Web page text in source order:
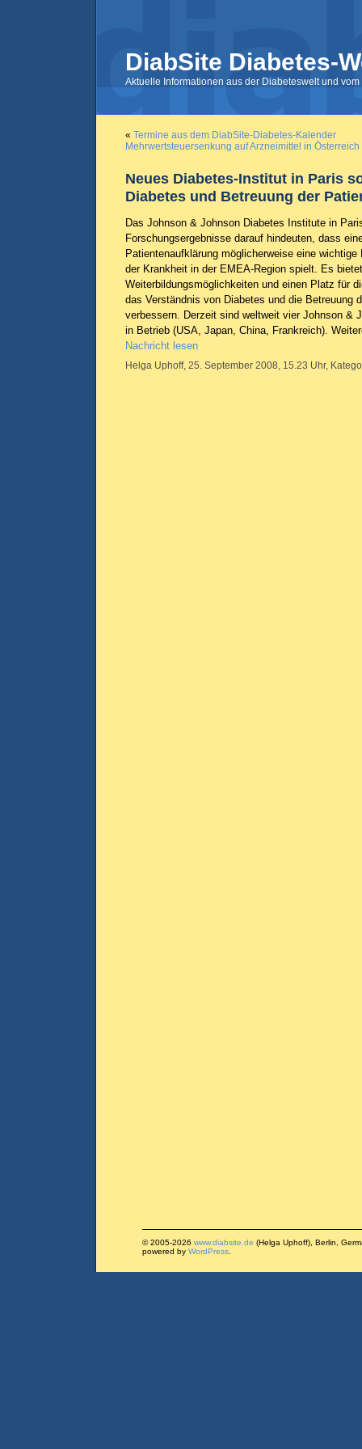
DiabSite Diabetes-
Aktuelle Informationen aus der Diabeteswelt und
« Termine aus dem DiabSite-Diabetes-Kalender
Mehrwertsteuersenkung auf Arzneimittel in
Neues Diabetes-Institut in Paris
Diabetes und Betreuung der
Das Johnson & Johnson Diabetes Institute in
Forschungsergebnisse darauf hindeuten, dass
Patientenaufklärung möglicherweise eine
der Krankheit in der EMEA-Region spielt. Es
Weiterbildungsmöglichkeiten und einen Platz für
das Verständnis von Diabetes und die Betreuung
verbessern. Derzeit sind weltweit vier Johnson &
in Betrieb (USA, Japan, China, Frankreich).
Nachricht lesen
Helga Uphoff, 25. September 2008, 15.23 Uhr,
© 2005-2026 www.diabsite.de (Helga Uphoff), Berlin,
powered by WordPress.